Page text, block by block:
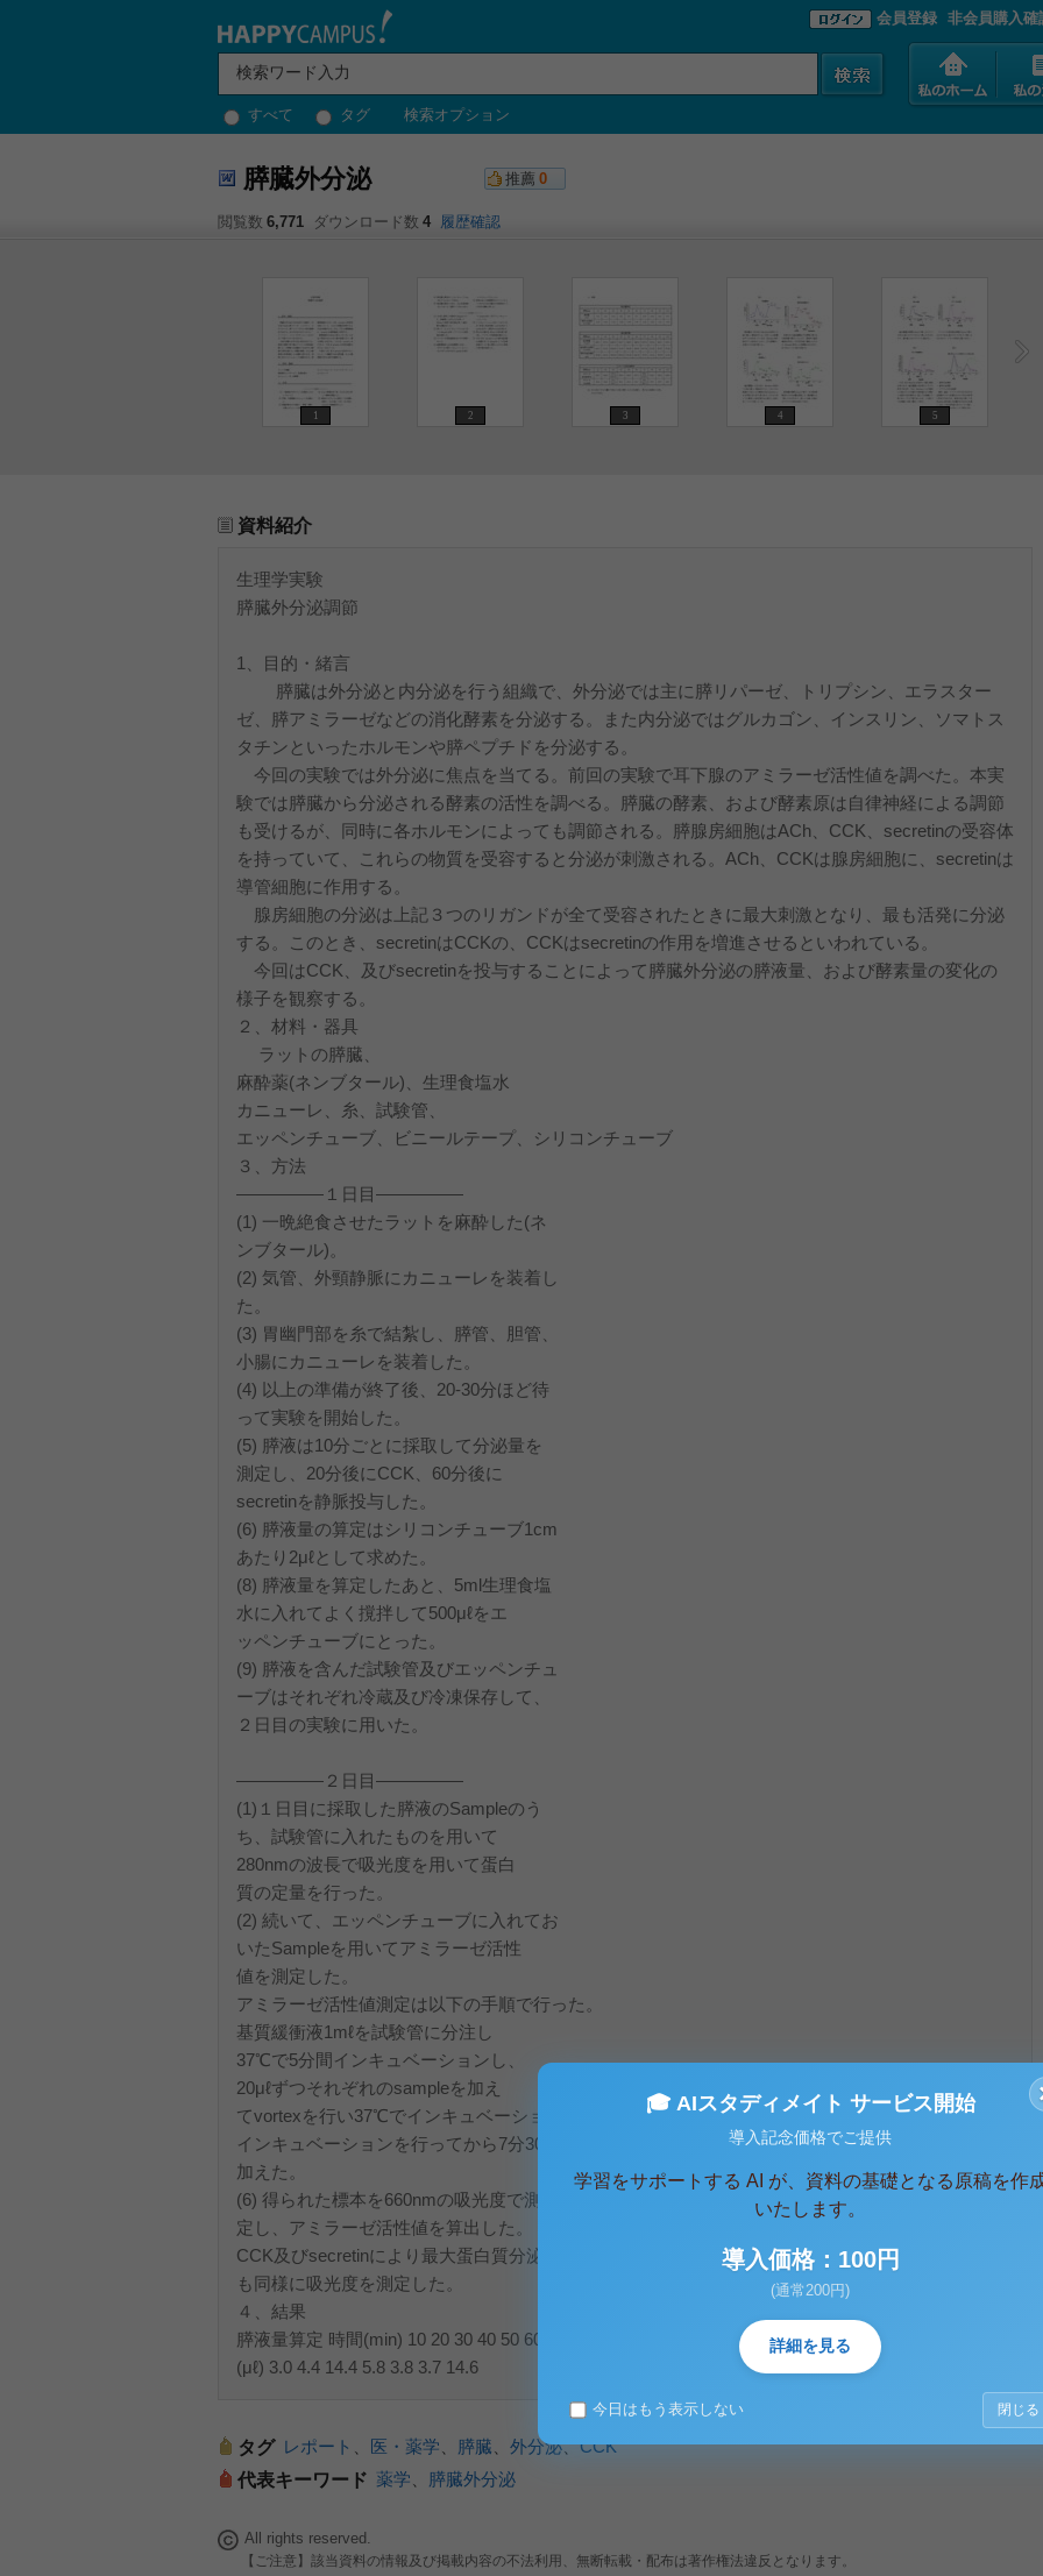
すべて タグ 検索オプション
会員登録 非会員購入確
膵臓外分泌 推薦 0
閲覧数 6,771 ダウンロード数 4 履歴確認
1 2 3 4 5
資料紹介
生理学実験
膵臓外分泌調節
1、目的・緒言
膵臓は外分泌と内分泌を行う組織で、外分泌では主に膵リパーゼ、トリプシン、エラスター
ゼ、膵アミラーゼなどの消化酵素を分泌する。また内分泌ではグルカゴン、インスリン、ソマトス
タチンといったホルモンや膵ペプチドを分泌する。
今回の実験では外分泌に焦点を当てる。前回の実験で耳下腺のアミラーゼ活性値を調べた。本実
験では膵臓から分泌される酵素の活性を調べる。膵臓の酵素、および酵素原は自律神経による調節
も受けるが、同時に各ホルモンによっても調節される。膵腺房細胞はACh、CCK、secretinの受容体
を持っていて、これらの物質を受容すると分泌が刺激される。ACh、CCKは腺房細胞に、secretinは
導管細胞に作用する。
腺房細胞の分泌は上記３つのリガンドが全て受容されたときに最大刺激となり、最も活発に分泌
する。このとき、secretinはCCKの、CCKはsecretinの作用を増進させるといわれている。
今回はCCK、及びsecretinを投与することによって膵臓外分泌の膵液量、および酵素量の変化の
様子を観察する。
２、材料・器具
ラットの膵臓、
麻酔薬(ネンブタール)、生理食塩水
カニューレ、糸、試験管、
エッペンチューブ、ビニールテープ、シリコンチューブ
３、方法
―――――１日目―――――
(1) 一晩絶食させたラットを麻酔した(ネ
ンブタール)。
(2) 気管、外頸静脈にカニューレを装着し
た。
(3) 胃幽門部を糸で結紮し、膵管、胆管、
小腸にカニューレを装着した。
(4) 以上の準備が終了後、20-30分ほど待
って実験を開始した。
(5) 膵液は10分ごとに採取して分泌量を
測定し、20分後にCCK、60分後に
secretinを静脈投与した。
(6) 膵液量の算定はシリコンチューブ1cm
あたり2μℓとして求めた。
(8) 膵液量を算定したあと、5ml生理食塩
水に入れてよく撹拌して500μℓをエ
ッペンチューブにとった。
(9) 膵液を含んだ試験管及びエッペンチュ
ーブはそれぞれ冷蔵及び冷凍保存して、
２日目の実験に用いた。
―――――２日目―――――
(1)１日目に採取した膵液のSampleのう
ち、試験管に入れたものを用いて
280nmの波長で吸光度を用いて蛋白
質の定量を行った。
(2) 続いて、エッペンチューブに入れてお
いたSampleを用いてアミラーゼ活性
値を測定した。
アミラーゼ活性値測定は以下の手順で行った。
基質緩衝液1mℓを試験管に分注し
37℃で5分間インキュベーションし、
20μℓずつそれぞれのsampleを加え
てvortexを行い37℃でインキュベーションした。
インキュベーションを行ってから7分30秒後に発色試薬1.0mℓを加えてvortexを行い、蒸留水5.0mℓを
加えた。
(6) 得られた標本を660nmの吸光度で測
定し、アミラーゼ活性値を算出した。
CCK及びsecretinにより最大蛋白質分泌量を示したSample3と7は生理食塩水で10倍に希釈したもの
も同様に吸光度を測定した。
４、結果
膵液量算定 時間(min) 10 20 30 40 50 60 70 80 90 100 膵液量
(μℓ) 3.0 4.4 14.4 5.8 3.8 3.7 14.6
タグ レポート 医・薬学 膵臓 外分泌、CCK
代表キーワード 薬学 膵臓外分泌
All rights reserved.
【ご注意】該当資料の情報及び掲載内容の不法利用、無断転載・配布は著作権法違反となります。
🎓 AIスタディメイト サービス開始
導入記念価格でご提供
学習をサポートする AI が、資料の基礎となる原稿を作
いたします。
導入価格：100円
(通常200円)
詳細を見る
今日はもう表示しない 閉じる